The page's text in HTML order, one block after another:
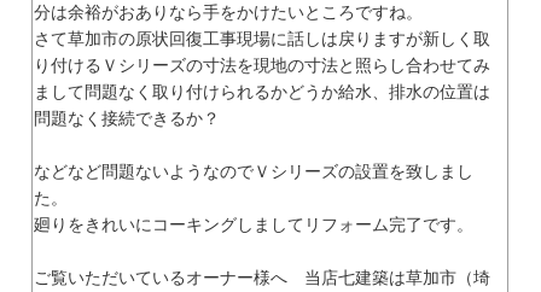
分は余裕がおありなら手をかけたいところですね。
さて草加市の原状回復工事現場に話しは戻りますが新しく取
り付けるＶシリーズの寸法を現地の寸法と照らし合わせてみ
まして問題なく取り付けられるかどうか給水、排水の位置は
問題なく接続できるか？
などなど問題ないようなのでＶシリーズの設置を致しまし
た。
廻りをきれいにコーキングしましてリフォーム完了です。
ご覧いただいているオーナー様へ 当店七建築は草加市（埼